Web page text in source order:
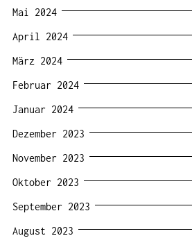
Mai 2024
April 2024
März 2024
Februar 2024
Januar 2024
Dezember 2023
November 2023
Oktober 2023
September 2023
August 2023